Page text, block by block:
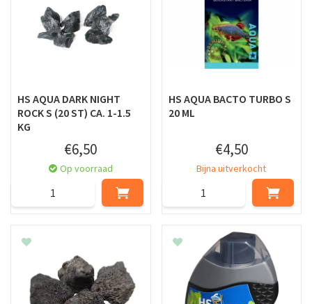
HS AQUA DARK NIGHT
ROCK S (20 ST) CA. 1-1.5
KG
€6,50
Op voorraad
HS AQUA BACTO TURBO S
20 ML
€4,50
Bijna uitverkocht